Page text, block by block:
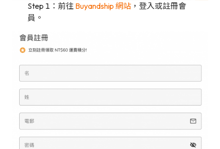
Step 1：前往 Buyandship 網站 ，登入或註冊會
員。